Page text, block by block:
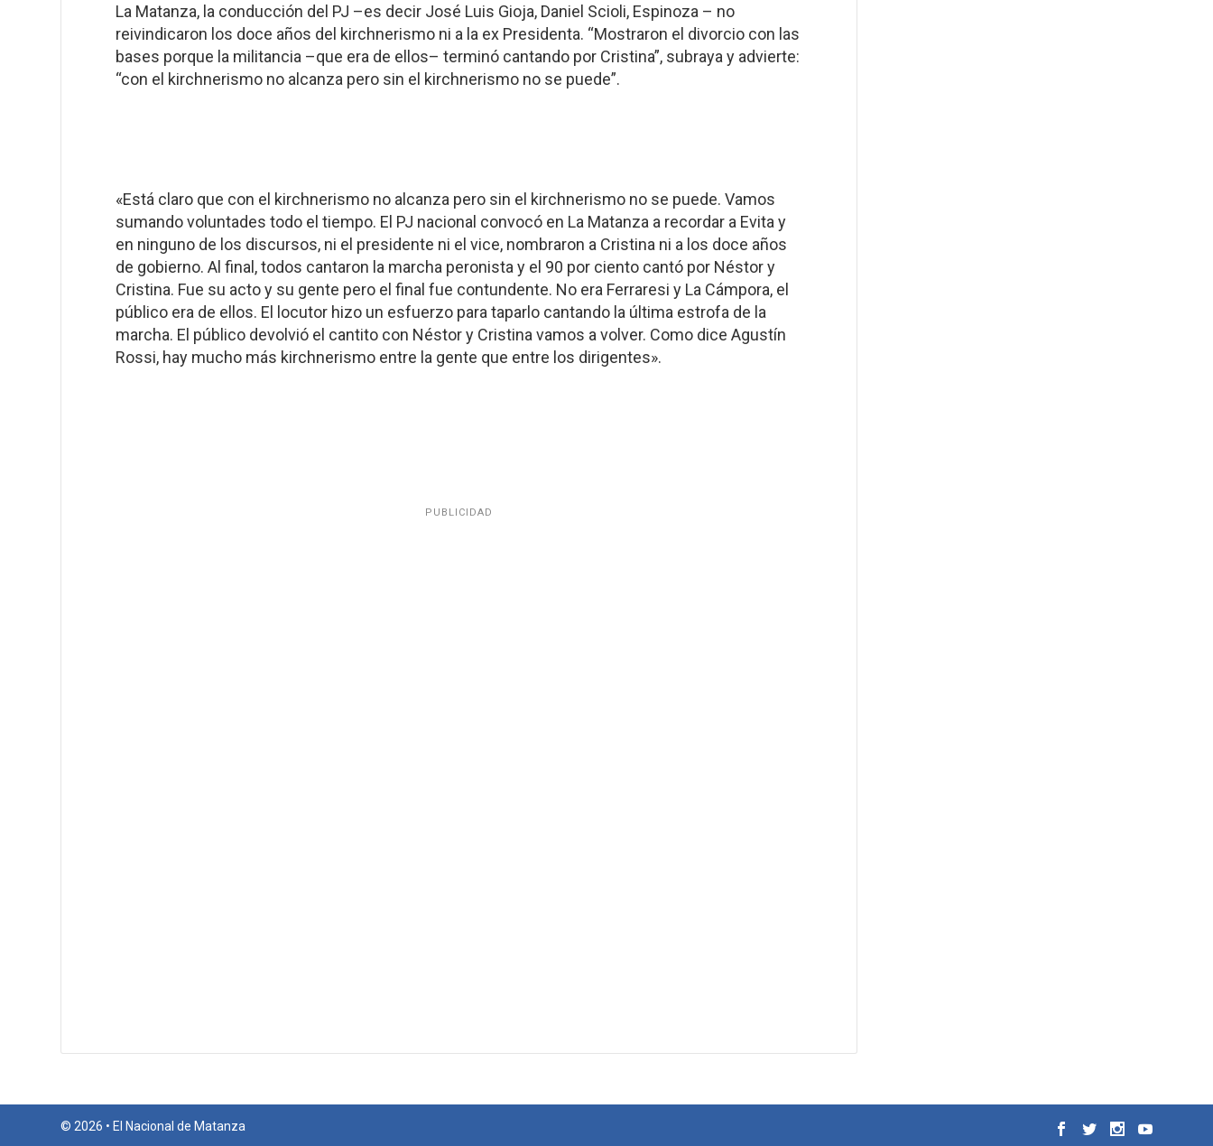
La Matanza, la conducción del PJ –es decir José Luis Gioja, Daniel Scioli, Espinoza – no
reivindicaron los doce años del kirchnerismo ni a la ex Presidenta. “Mostraron el divorcio con las
bases porque la militancia –que era de ellos– terminó cantando por Cristina”, subraya y advierte:
“con el kirchnerismo no alcanza pero sin el kirchnerismo no se puede”.
«Está claro que con el kirchnerismo no alcanza pero sin el kirchnerismo no se puede. Vamos
sumando voluntades todo el tiempo. El PJ nacional convocó en La Matanza a recordar a Evita y
en ninguno de los discursos, ni el presidente ni el vice, nombraron a Cristina ni a los doce años
de gobierno. Al final, todos cantaron la marcha peronista y el 90 por ciento cantó por Néstor y
Cristina. Fue su acto y su gente pero el final fue contundente. No era Ferraresi y La Cámpora, el
público era de ellos. El locutor hizo un esfuerzo para taparlo cantando la última estrofa de la
marcha. El público devolvió el cantito con Néstor y Cristina vamos a volver. Como dice Agustín
Rossi, hay mucho más kirchnerismo entre la gente que entre los dirigentes».
PUBLICIDAD
© 2026 • El Nacional de Matanza